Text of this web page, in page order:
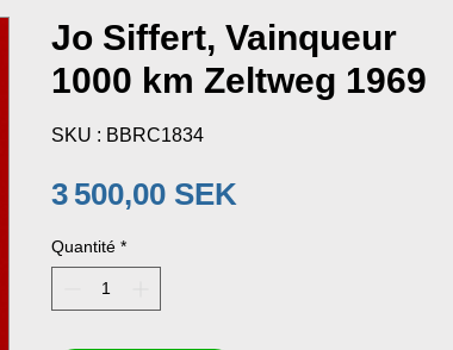
Jo Siffert, Vainqueur
1000 km Zeltweg 1969
SKU : BBRC1834
3 500,00 SEK
Quantité *